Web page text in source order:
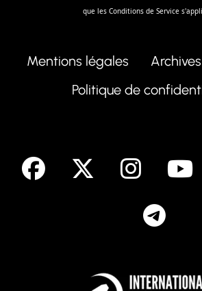
que les Conditions de Service
Mentions légales Archives
Politique de
facebook